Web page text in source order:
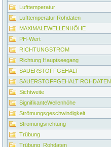
Lufttemperatur
Lufttemperatur Rohdaten
MAXIMALEWELLENHÖHE
PH-Wert
RICHTUNGSTROM
Richtung Hauptseegang
SAUERSTOFFGEHALT
SAUERSTOFFGEHALT ROHDATEN
Sichtweite
SignifikanteWellenhöhe
Strömungsgeschwindigkeit
Strömungsrichtung
Trübung
Trübung_Rohdaten